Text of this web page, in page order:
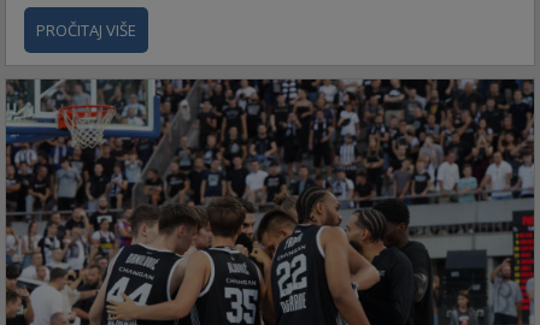
PROČITAJ VIŠE